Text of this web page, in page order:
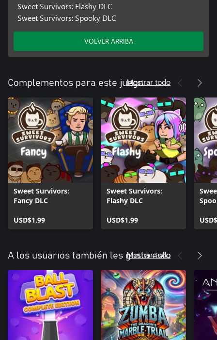
Sweet Survivors: Flashy DLC
Sweet Survivors: Spooky DLC
VOLVER ARRIBA
Complementos para este juegoMostrar todo
Sweet Survivors:
Fancy DLC
USD$1.99
Sweet Survivors:
Flashy DLC
USD$1.99
A los usuarios también les gusta esto
Mostrar todo